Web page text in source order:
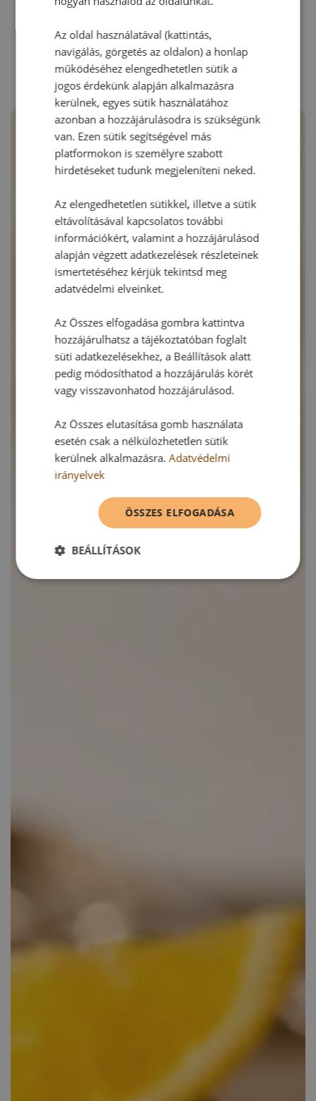
RECEPTAJÁNLÓ
Az oldal használatával (kattintás,
navigálás, görgetés az oldalon) a honlap
működéséhez elengedhetetlen sütik a
jogos érdekünk alapján alkalmazásra
kerülnek, egyes sütik használatához
azonban a hozzájárulásodra is szükségünk
van. Ezen sütik segítségével más
platformokon is személyre szabott
hirdetéseket tudunk megjeleníteni neked.
Az elengedhetetlen sütikkel, illetve a sütik
eltávolításával kapcsolatos további
információkért, valamint a hozzájárulásod
alapján végzett adatkezelések részleteinek
ismertetéséhez kérjük tekintsd meg
adatvédelmi elveinket.
Az Összes elfogadása gombra kattintva
hozzájárulhatsz a tájékoztatóban foglalt
süti adatkezelésekhez, a Beállítások alatt
pedig módosíthatod a hozzájárulás körét
vagy visszavonhatod hozzájárulásod.
Az Összes elutasítása gomb használata
esetén csak a nélkülözhetetlen sütik
kerülnek alkalmazásra.Adatvédelmi
irányelvek
ÖSSZES ELFOGADÁSA
BEÁLLÍTÁSOK